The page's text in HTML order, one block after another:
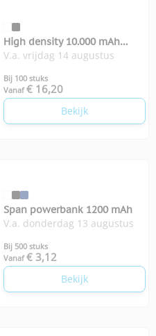
High density 10.000 mAh
zakformaat powerbank
V.a. vrijdag 14 augustus
Bij 100 stuks
Vanaf € 16,20
Bekijk
Span powerbank 1200 mAh
V.a. donderdag 13 augustus
Bij 500 stuks
Vanaf € 3,12
Bekijk